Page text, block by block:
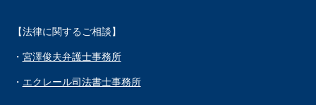
【法律に関するご相談】
・ 宮澤俊夫弁護士事務所
・ エクレール司法書士事務所